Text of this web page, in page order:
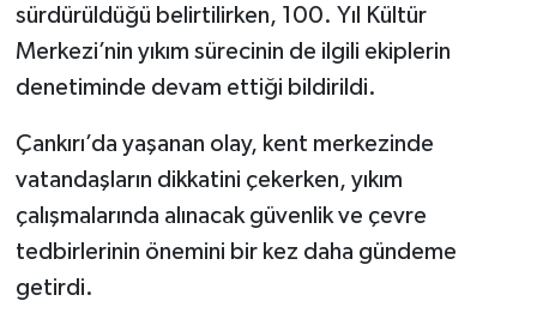
sürdürüldüğü belirtilirken, 100. Yıl Kültür
Merkezi’nin yıkım sürecinin de ilgili ekiplerin
denetiminde devam ettiği bildirildi.
Çankırı’da yaşanan olay, kent merkezinde
vatandaşların dikkatini çekerken, yıkım
çalışmalarında alınacak güvenlik ve çevre
tedbirlerinin önemini bir kez daha gündeme
getirdi.